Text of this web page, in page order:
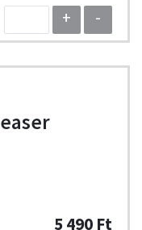
+
-
5 490 Ft